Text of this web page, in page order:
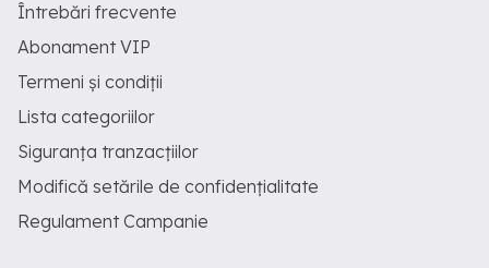
Întrebări frecvente
Abonament VIP
Termeni și condiții
Lista categoriilor
Siguranța tranzacțiilor
Modifică setările de confidențialitate
Regulament Campanie